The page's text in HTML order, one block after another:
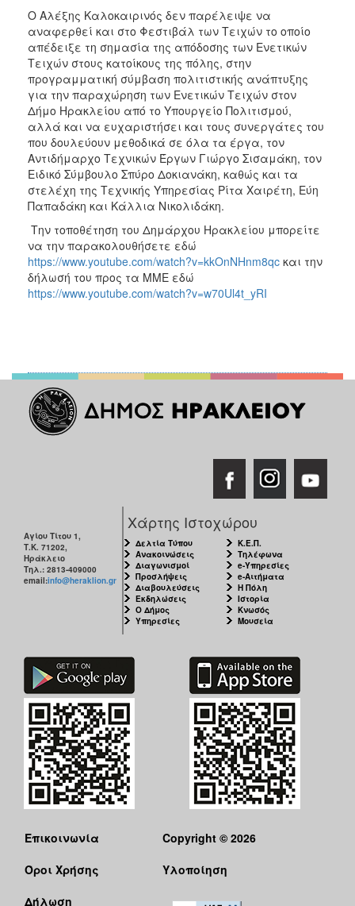
Ο Αλέξης Καλοκαιρινός δεν παρέλειψε να
αναφερθεί και στο Φεστιβάλ των Τειχών το οποίο
απέδειξε τη σημασία της απόδοσης των Ενετικών
Τειχών στους κατοίκους της πόλης, στην
προγραμματική σύμβαση πολιτιστικής ανάπτυξης
για την παραχώρηση των Ενετικών Τειχών στον
Δήμο Ηρακλείου από το Υπουργείο Πολιτισμού,
αλλά και να ευχαριστήσει και τους συνεργάτες του
που δουλεύουν μεθοδικά σε όλα τα έργα, τον
Αντιδήμαρχο Τεχνικών Έργων Γιώργο Σισαμάκη, τον
Ειδικό Σύμβουλο Σπύρο Δοκιανάκη, καθώς και τα
στελέχη της Τεχνικής Υπηρεσίας Ρίτα Χαιρέτη, Εύη
Παπαδάκη και Κάλλια Νικολιδάκη.
Την τοποθέτηση του Δημάρχου Ηρακλείου μπορείτε
να την παρακολουθήσετε εδώ
https://www.youtube.com/watch?v=kkOnNHnm8qc και την
δήλωσή του προς τα ΜΜΕ εδώ
https://www.youtube.com/watch?v=w70Ul4t_yRI
Αγίου Τίτου 1,
Τ.Κ. 71202,
Ηράκλειο
Τηλ.: 2813-409000
email:info@heraklion.gr
Χάρτης Ιστοχώρου
Δελτία Τύπου
Ανακοινώσεις
Διαγωνισμοί
Προσλήψεις
Διαβουλεύσεις
Εκδηλώσεις
Ο Δήμος
Υπηρεσίες
Κ.Ε.Π.
Τηλέφωνα
e-Υπηρεσίες
e-Αιτήματα
Η Πόλη
Ιστορία
Κνωσός
Μουσεία
Επικοινωνία
Όροι Χρήσης
Δήλωση
Copyright © 2026
Υλοποίηση